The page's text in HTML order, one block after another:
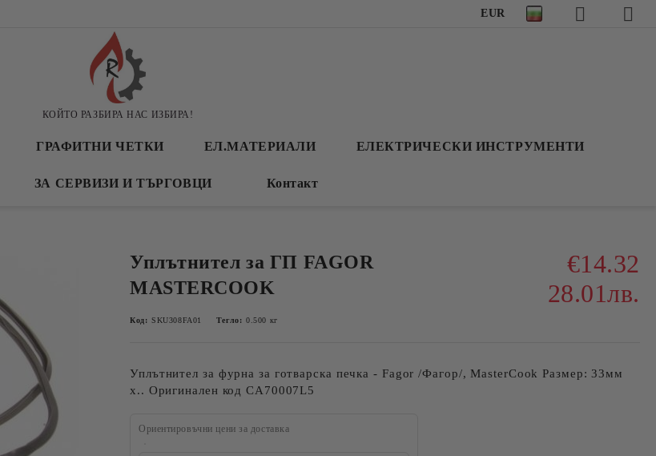
EUR
КОЙТО РАЗБИРА НАС ИЗБИРА!
ГРАФИТНИ ЧЕТКИ ЕЛ.МАТЕРИАЛИ ЕЛЕКТРИЧЕСКИ ИНСТРУМЕНТИ
ЗА СЕРВИЗИ И ТЪРГОВЦИ Контакт
Уплътнител за ГП FAGOR
MASTERCOOK
€14.32
28.01лв.
Код: SKU308FA01 Тегло: 0.500 кг
Уплътнител за фурна за готварска печка - Fagor /Фагор/, MasterCook Размер: 33мм
x.. Оригинален код CA70007L5
Ориентировъчни цени за доставка